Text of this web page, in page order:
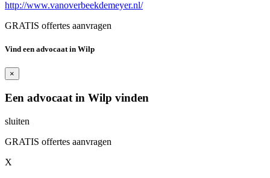
http://www.vanoverbeekdemeyer.nl/
GRATIS offertes aanvragen
Vind een advocaat in Wilp
×
Een advocaat in Wilp vinden
sluiten
GRATIS offertes aanvragen
X